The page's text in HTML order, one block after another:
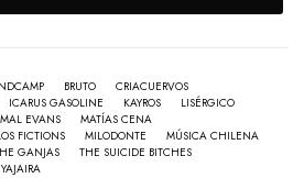
BRUTO
CRIACUERVOS
ICARUS GASOLINE KAYROS
LISÉRGICO
MAL EVANS
MATÍAS CENA
FICTIONS
MILODONTE
MÚSICA CHILENA
GANJAS
THE SUICIDE BITCHES
YAJAIRA